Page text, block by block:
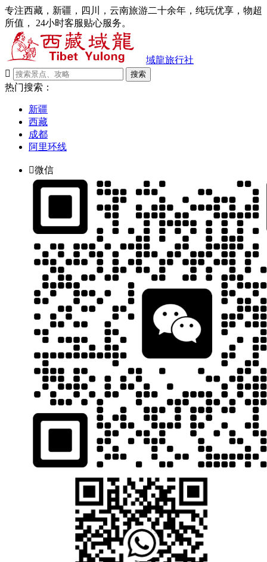
专注西藏，新疆，四川，云南旅游二十余年，纯玩优享，物超
所值， 24小时客服贴心服务。
域龍旅行社

搜索
热门搜索：
新疆
西藏
成都
阿里环线
微信